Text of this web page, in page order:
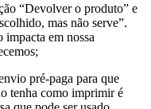
“Devolver o produto” e
mas não serve”.
impacta em nossa
pré-paga para que
tenha como imprimir é